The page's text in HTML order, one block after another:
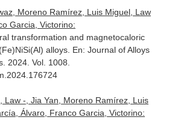
Moreno Ramírez, Luis Miguel, Law
Garcia, Victorino:
transformation and magnetocaloric
alloys. En: Journal of Alloys
. 2024. Vol. 1008.
Law -, Jia Yan, Moreno Ramírez, Luis
Álvaro, Franco Garcia, Victorino: